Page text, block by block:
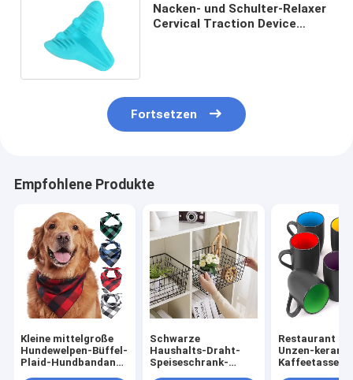
Nacken- und Schulter-Relaxer
Cervical Traction Device
Fortsetzen
Empfohlene Produkte
Kleine mittelgroße
Hundewelpen-Büffel-
Plaid-Hundbandana-
Schwarze
Haushalts-Draht-
Speiseschrank-
Restaurant 16
Unzen-
Kaffeetassen